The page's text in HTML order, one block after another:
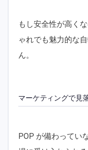
もし安全性が高く
ゃれでも魅力的な
ん。
マーケティングで見
POP が備わってい